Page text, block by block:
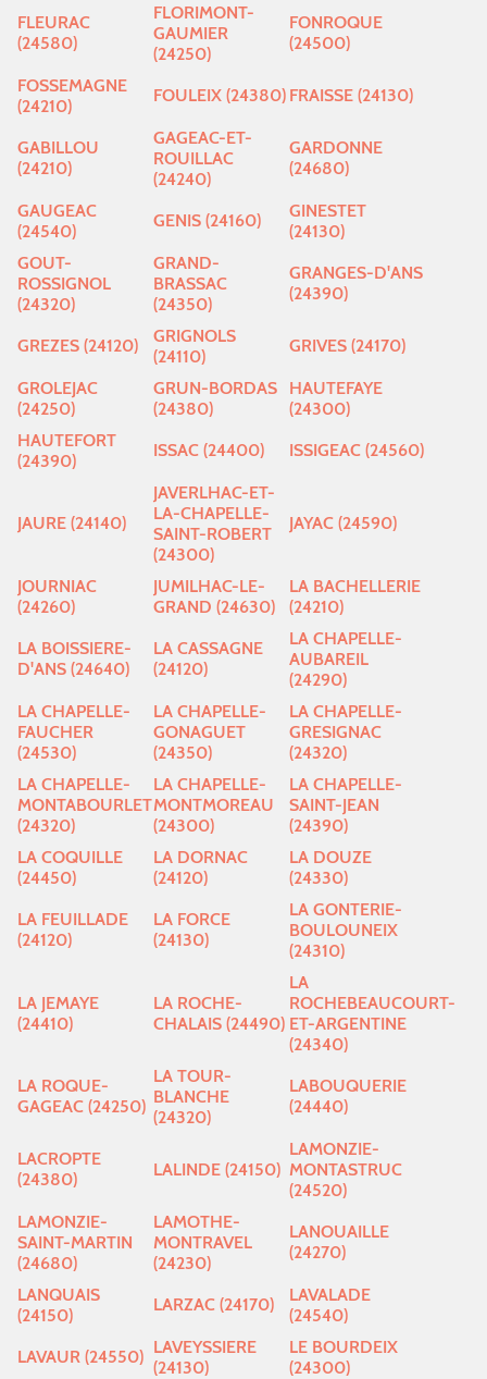
FLEURAC
(24580)
FLORIMONT-
GAUMIER
(24250)
FONROQUE
(24500)
FOSSEMAGNE
(24210)
FOULEIX (24380) FRAISSE (24130)
GABILLOU
(24210)
GAGEAC-ET-
ROUILLAC
(24240)
GARDONNE
(24680)
GAUGEAC
(24540)
GENIS (24160)
GINESTET
(24130)
GOUT-
ROSSIGNOL
(24320)
GRAND-
BRASSAC
(24350)
GRANGES-D'ANS
(24390)
GREZES (24120)
GRIGNOLS
(24110)
GRIVES (24170)
GROLEJAC
(24250)
GRUN-BORDAS
(24380)
HAUTEFAYE
(24300)
HAUTEFORT
(24390)
ISSAC (24400) ISSIGEAC (24560)
JAURE (24140)
JAVERLHAC-ET-
LA-CHAPELLE-
SAINT-ROBERT
(24300)
JAYAC (24590)
JOURNIAC
(24260)
JUMILHAC-LE-
GRAND (24630)
LA BACHELLERIE
(24210)
LA BOISSIERE-
D'ANS (24640)
LA CASSAGNE
(24120)
LA CHAPELLE-
AUBAREIL
(24290)
LA CHAPELLE-
FAUCHER
(24530)
LA CHAPELLE-
GONAGUET
(24350)
LA CHAPELLE-
GRESIGNAC
(24320)
LA CHAPELLE-
MONTABOURLET
(24320)
LA CHAPELLE-
MONTMOREAU
(24300)
LA CHAPELLE-
SAINT-JEAN
(24390)
LA COQUILLE
(24450)
LA DORNAC
(24120)
LA DOUZE
(24330)
LA FEUILLADE
(24120)
LA FORCE
(24130)
LA GONTERIE-
BOULOUNEIX
(24310)
LA JEMAYE
(24410)
LA ROCHE-
CHALAIS (24490)
LA
ROCHEBEAUCOURT-
ET-ARGENTINE
(24340)
LA ROQUE-
GAGEAC (24250)
LA TOUR-
BLANCHE
(24320)
LABOUQUERIE
(24440)
LACROPTE
(24380)
LALINDE (24150)
LAMONZIE-
MONTASTRUC
(24520)
LAMONZIE-
SAINT-MARTIN
(24680)
LAMOTHE-
MONTRAVEL
(24230)
LANOUAILLE
(24270)
LANQUAIS
(24150)
LARZAC (24170)
LAVALADE
(24540)
LAVAUR (24550) LAVEYSSIERE
(24130)
LE BOURDEIX
(24300)